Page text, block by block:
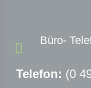
Büro-
Telefon: (0